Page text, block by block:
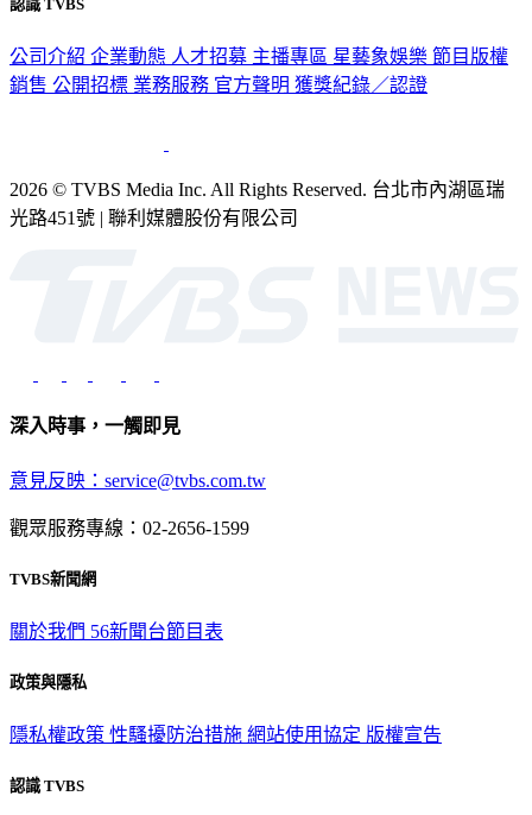
認識 TVBS
公司介紹 企業動態 人才招募 主播專區 星藝象娛樂 節目版權
銷售 公開招標 業務服務 官方聲明 獲獎紀錄／認證
2026 © TVBS Media Inc. All Rights Reserved. 台北市內湖區瑞
光路451號 | 聯利媒體股份有限公司
深入時事，一觸即見
意見反映：service@tvbs.com.tw
觀眾服務專線：02-2656-1599
TVBS新聞網
關於我們 56新聞台節目表
政策與隱私
隱私權政策 性騷擾防治措施 網站使用協定 版權宣告
認識 TVBS